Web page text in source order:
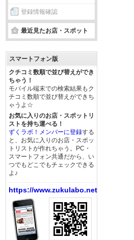
登録情報確認
最近見たお店・スポット
スマートフォン版
クチコミ数順で並び替えができ
ちゃう！
モバイル端末での検索結果もク
チコミ数順で並び替えができち
ゃうよ☆
お気に入りのお店・スポットリ
ストを持ち運べる！
ずくラボ！メンバーに登録する
と、お気に入りのお店・スポッ
トリストが作れちゃう。PC・
スマートフォン共通だから、い
つでもどこでもチェックできる
よ♪
https://www.zukulabo.net/